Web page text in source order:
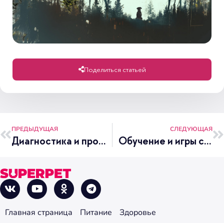
Поделиться статьей
ПРЕДЫДУЩАЯ
Диагностика и профилактика паразитов у кошек: блохи, клещи, глисты
СЛЕДУЮЩАЯ
Обучение и игры со щенком
Главная страница Питание
Здоровье